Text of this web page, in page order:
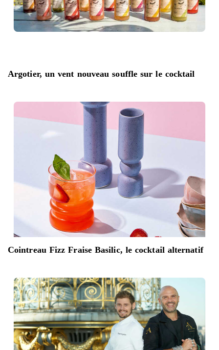
Argotier, un vent nouveau souffle sur le cocktail
Cointreau Fizz Fraise Basilic, le cocktail alternatif